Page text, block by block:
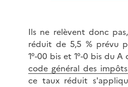
Ils ne relèvent donc
réduit de 5,5 % prévu
1°-00 bis et 1°-0 bis du A
code général des
ce taux réduit